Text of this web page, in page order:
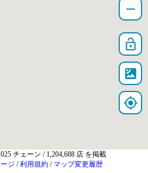
remove
lock_open
satellite
my_location
チェーン / 1,204,688 店 を掲載
ジ /利用規約 / マップ変更履歴